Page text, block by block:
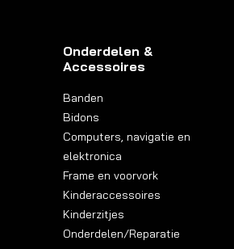
Onderdelen &
Accessoires
Banden
Bidons
Computers, navigatie en
elektronica
Frame en voorvork
Kinderaccessoires
Kinderzitjes
Onderdelen/Reparatie